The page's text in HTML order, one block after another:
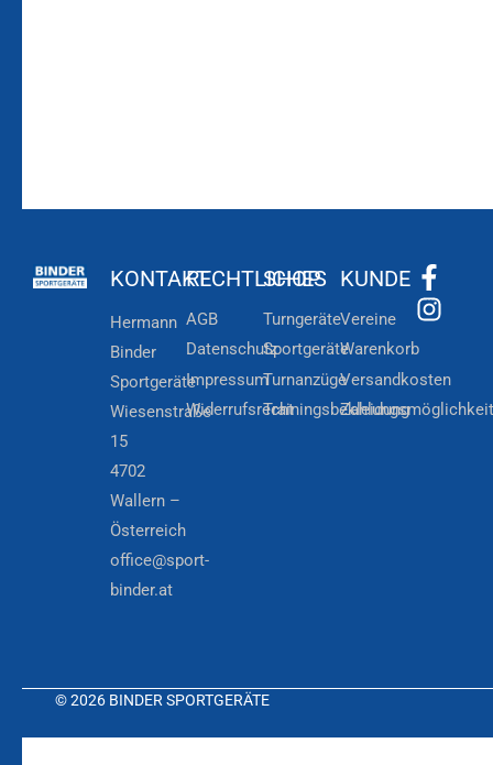
KONTAKT
Hermann
Binder
Sportgeräte
Wiesenstraße
15
4702
Wallern –
Österreich
office@sport-
binder.at
RECHTLICHES
AGB
Datenschutz
Impressum
Widerrufsrecht
SHOP
Turngeräte
Sportgeräte
Turnanzüge
Trainingsbekleidung
KUNDE
Vereine
Warenkorb
Versandkosten
© 2026 BINDER SPORTGERÄTE